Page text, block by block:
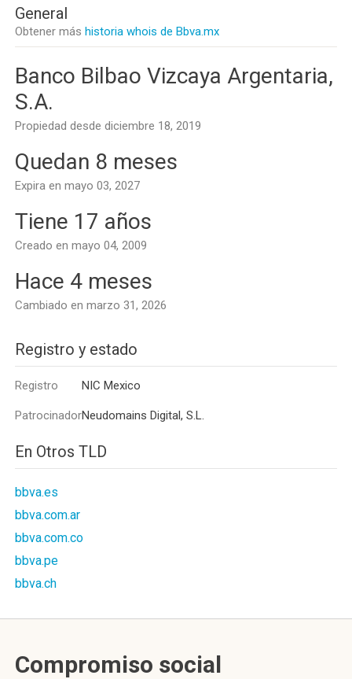
General
Obtener más historia whois de Bbva.mx
Banco Bilbao Vizcaya Argentaria,
S.A.
Propiedad desde diciembre 18, 2019
Quedan 8 meses
Expira en mayo 03, 2027
Tiene 17 años
Creado en mayo 04, 2009
Hace 4 meses
Cambiado en marzo 31, 2026
Registro y estado
Registro NIC Mexico
PatrocinadorNeudomains Digital, S.L.
En Otros TLD
bbva.es
bbva.com.ar
bbva.com.co
bbva.pe
bbva.ch
Compromiso social